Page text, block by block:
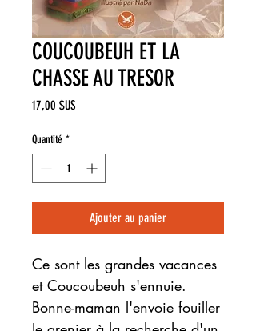
COUCOUBEUH ET LA
CHASSE AU TRESOR
17,00 $US
Quantité *
Ajouter au panier
Ce sont les grandes vacances
et Coucoubeuh s'ennuie.
Bonne-maman l'envoie fouiller